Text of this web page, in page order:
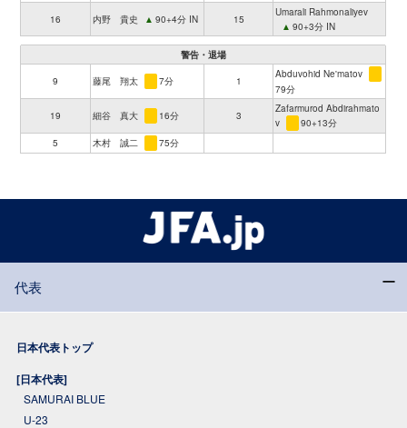
16 内野 貴史 ▲ 90+4分 IN 15
Umarali Rahmonaliyev
▲ 90+3分 IN
警告・退場
9 藤尾 翔太 7分 1
Abduvohid Ne'matov
79分
19 細谷 真大 16分 3
Zafarmurod Abdirahmato
v
90+13分
5
木村 誠二 75分
代表
日本代表トップ
[日本代表]
SAMURAI BLUE
U-23